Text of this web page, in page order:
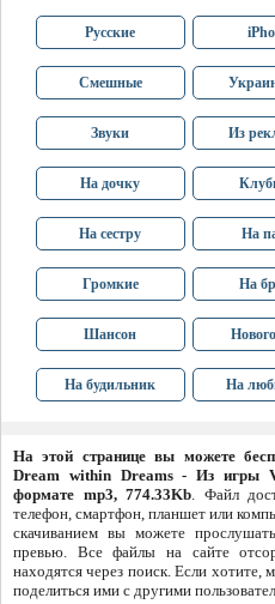
Русские
Смешные
Звуки Из
На дочку
На сестру На
Громкие На
Шансон
На будильник На
На этой странице вы можете
Dream within Dreams - Из игры
формате mp3, 774.33Kb. Файл
телефон, смартфон, планшет или
скачиванием вы можете
превью. Все файлы на сайте
находятся через поиск. Если хотите,
поделиться ими с другими